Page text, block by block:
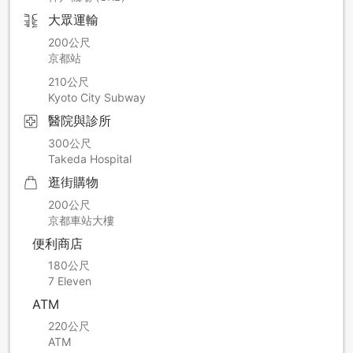
餐廳暫停營業日程：2027年1月15日暫不提供早餐
以上日期暫時無法住宿、餐廳暫停營業，敬請見諒。
造成各位困擾，我們深感抱歉。敬請理解與配合。
大眾運輸
200公尺
京都站
210公尺
Kyoto City Subway
醫院與診所
300公尺
Takeda Hospital
逛街購物
200公尺
京都車站大樓
便利商店
180公尺
7 Eleven
ATM
220公尺
ATM